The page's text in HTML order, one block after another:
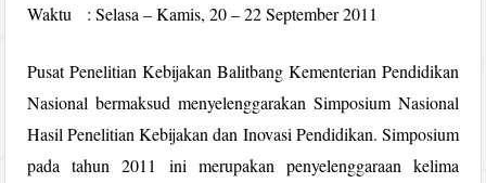
Waktu : Selasa – Kamis, 20 – 22 September 2011
Pusat Penelitian Kebijakan Balitbang Kementerian Pendidikan
Nasional bermaksud menyelenggarakan Simposium Nasional
Hasil Penelitian Kebijakan dan Inovasi Pendidikan. Simposium
pada tahun 2011 ini merupakan penyelenggaraan kelima